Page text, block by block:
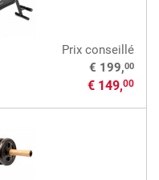
Prix conseillé
€ 199,00
€ 149,00